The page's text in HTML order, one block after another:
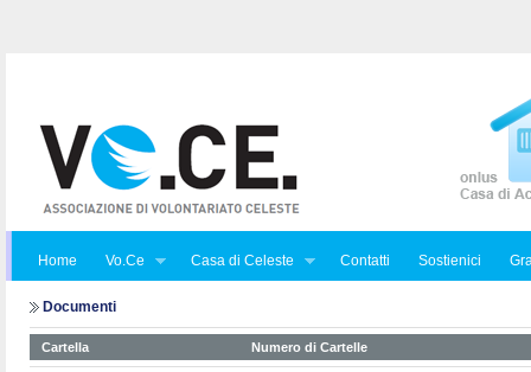
Home Vo.Ce Casa di Celeste Contatti Sostienici
Documenti
Cartella Numero di Cartelle